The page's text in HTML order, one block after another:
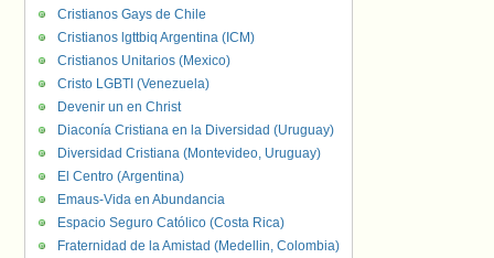
Cristianos Gays de Chile
Cristianos lgttbiq Argentina (ICM)
Cristianos Unitarios (Mexico)
Cristo LGBTI (Venezuela)
Devenir un en Christ
Diaconía Cristiana en la Diversidad (Uruguay)
Diversidad Cristiana (Montevideo, Uruguay)
El Centro (Argentina)
Emaus-Vida en Abundancia
Espacio Seguro Católico (Costa Rica)
Fraternidad de la Amistad (Medellin, Colombia)